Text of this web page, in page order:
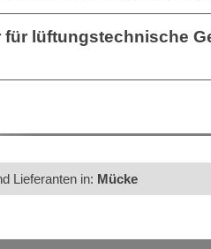
für lüftungstechnische
Lieferanten in: Mücke